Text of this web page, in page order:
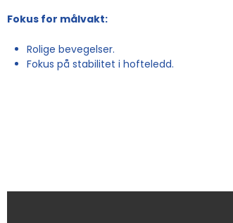
Fokus for målvakt:
Rolige bevegelser.
Fokus på stabilitet i hofteledd.